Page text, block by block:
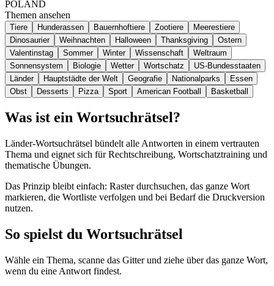
POLAND
Themen ansehen
Tiere Hunderassen Bauernhoftiere Zootiere
Meerestiere
Dinosaurier
Weihnachten Halloween Thanksgiving
Ostern
Valentinstag
Sommer Winter Wissenschaft
Weltraum
Sonnensystem
Biologie Wetter Wortschatz
US-Bundesstaaten
Länder
Hauptstädte der Welt Geografie Nationalparks
Essen
Obst
Desserts Pizza Sport American Football Basketball
Was ist ein Wortsuchrätsel?
Länder-Wortsuchrätsel bündelt alle Antworten in einem vertrauten
Thema und eignet sich für Rechtschreibung, Wortschatztraining und
thematische Übungen.
Das Prinzip bleibt einfach: Raster durchsuchen, das ganze Wort
markieren, die Wortliste verfolgen und bei Bedarf die Druckversion
nutzen.
So spielst du Wortsuchrätsel
Wähle ein Thema, scanne das Gitter und ziehe über das ganze Wort,
wenn du eine Antwort findest.